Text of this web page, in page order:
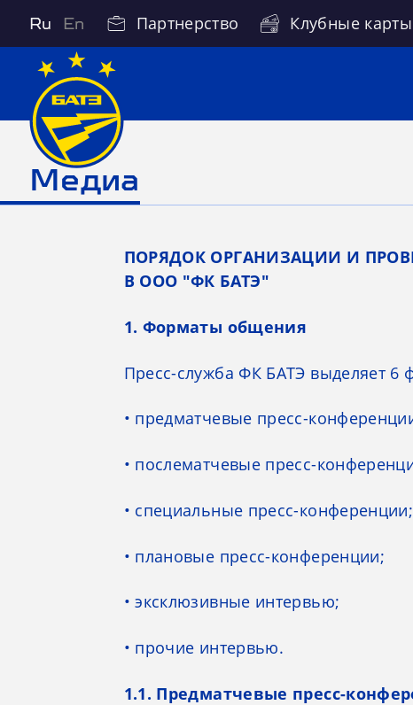
Ru En Партнерство Клубные карты
Медиа
ПОРЯДОК ОРГАНИЗАЦИИ И
В ООО "ФК БАТЭ"
1. Форматы общения
Пресс-служба ФК БАТЭ выделяет
• предматчевые пресс-
• послематчевые пресс-
• специальные пресс-конференции;
• плановые пресс-конференции;
• эксклюзивные интервью;
• прочие интервью.
1.1. Предматчевые пресс-